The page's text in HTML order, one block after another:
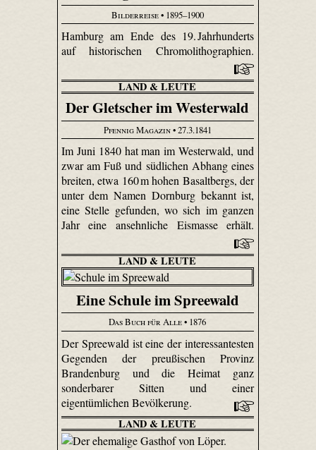
Bilderreise• 1895–1900
Hamburg am Ende des 19. Jahrhunderts
auf historischen Chromolithographien.
LAND & LEUTE
Der Gletscher im Westerwald
Pfennig Magazin• 27.3.1841
Im Juni 1840 hat man im Westerwald, und
zwar am Fuß und südlichen Abhang eines
breiten, etwa 160 m hohen Basaltbergs, der
unter dem Namen Dornburg bekannt ist,
eine Stelle gefunden, wo sich im ganzen
Jahr eine ansehnliche Eismasse erhält.
LAND & LEUTE
Eine Schule im Spreewald
Das Buch für Alle• 1876
Der Spreewald ist eine der interessantesten
Gegenden der preußischen Provinz
Brandenburg und die Heimat ganz
sonderbarer Sitten und einer
eigentümlichen Bevölkerung.
LAND & LEUTE